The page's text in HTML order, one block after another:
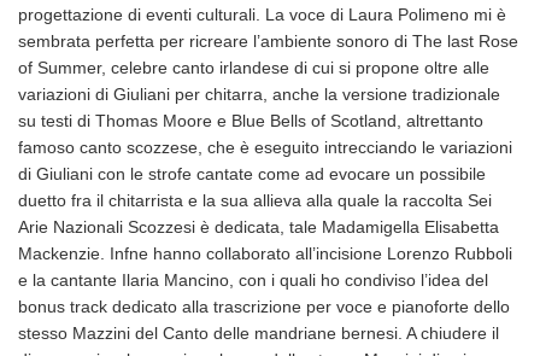
progettazione di eventi culturali. La voce di Laura Polimeno mi è
sembrata perfetta per ricreare l’ambiente sonoro di The last Rose
of Summer, celebre canto irlandese di cui si propone oltre alle
variazioni di Giuliani per chitarra, anche la versione tradizionale
su testi di Thomas Moore e Blue Bells of Scotland, altrettanto
famoso canto scozzese, che è eseguito intrecciando le variazioni
di Giuliani con le strofe cantate come ad evocare un possibile
duetto fra il chitarrista e la sua allieva alla quale la raccolta Sei
Arie Nazionali Scozzesi è dedicata, tale Madamigella Elisabetta
Mackenzie. Infne hanno collaborato all’incisione Lorenzo Rubboli
e la cantante Ilaria Mancino, con i quali ho condiviso l’idea del
bonus track dedicato alla trascrizione per voce e pianoforte dello
stesso Mazzini del Canto delle mandriane bernesi. A chiudere il